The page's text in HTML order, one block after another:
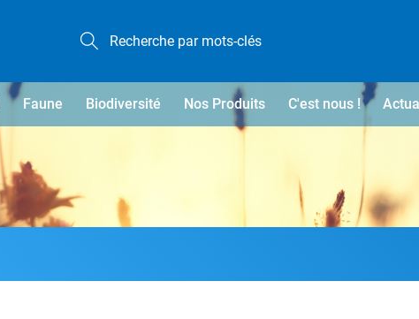
Faune Biodiversité Nos Produits C'est nous !